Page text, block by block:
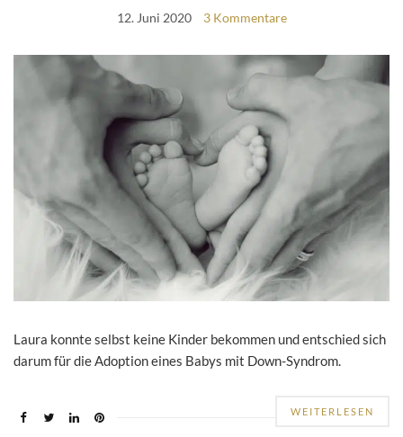
12. Juni 2020 3 Kommentare
Laura konnte selbst keine Kinder bekommen und entschied sich
darum für die Adoption eines Babys mit Down-Syndrom.
WEITERLESEN